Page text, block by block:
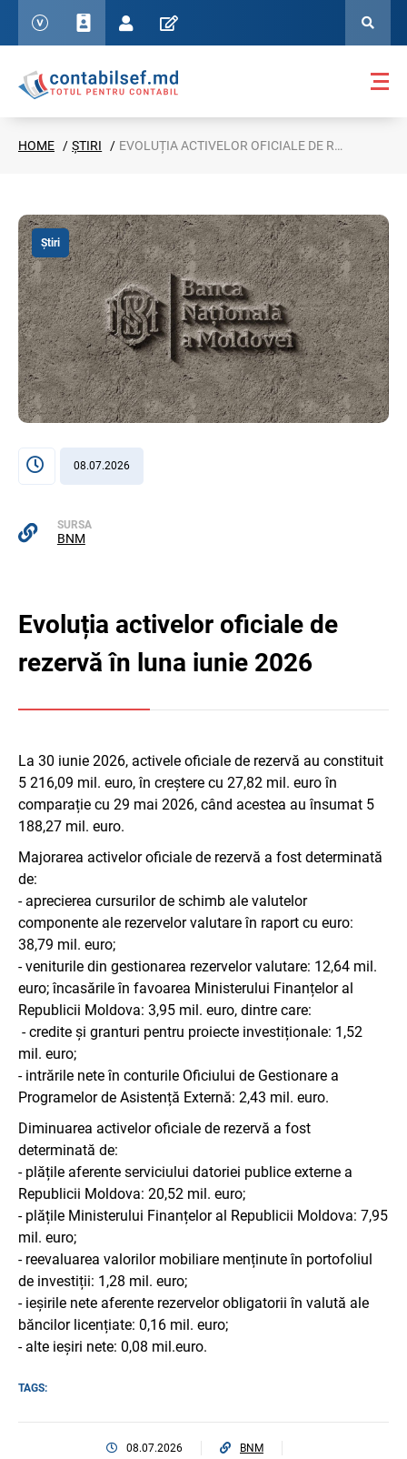
HOME ȘTIRI EVOLUȚIA ACTIVELOR OFICIALE DE REZERVĂ ÎN LUNA IUNIE 2026
Știri
08.07.2026
SURSA
BNM
Evoluția activelor oficiale de
rezervă în luna iunie 2026
La 30 iunie 2026, activele oficiale de rezervă au constituit
5 216,09 mil. euro, în creștere cu 27,82 mil. euro în
comparație cu 29 mai 2026, când acestea au însumat 5
188,27 mil. euro.
Majorarea activelor oficiale de rezervă a fost determinată
de:
- aprecierea cursurilor de schimb ale valutelor
componente ale rezervelor valutare în raport cu euro:
38,79 mil. euro;
- veniturile din gestionarea rezervelor valutare: 12,64 mil.
euro; încasările în favoarea Ministerului Finanțelor al
Republicii Moldova: 3,95 mil. euro, dintre care:
- credite și granturi pentru proiecte investiționale: 1,52
mil. euro;
- intrările nete în conturile Oficiului de Gestionare a
Programelor de Asistență Externă: 2,43 mil. euro.
Diminuarea activelor oficiale de rezervă a fost
determinată de:
- plățile aferente serviciului datoriei publice externe a
Republicii Moldova: 20,52 mil. euro;
- plățile Ministerului Finanțelor al Republicii Moldova: 7,95
mil. euro;
- reevaluarea valorilor mobiliare menținute în portofoliul
de investiții: 1,28 mil. euro;
- ieșirile nete aferente rezervelor obligatorii în valută ale
băncilor licențiate: 0,16 mil. euro;
- alte ieșiri nete: 0,08 mil.euro.
TAGS:
08.07.2026 BNM